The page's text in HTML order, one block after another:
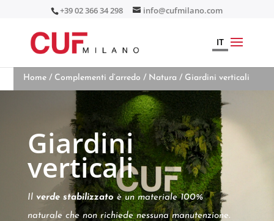
+39 02 366 34 298 info@cufmilano.com
IT
Home / Complementi d’arredo / Natura / Giardini verticali
Giardini
verticali
Il verde stabilizzatoè un materiale 100%
naturale che non richiede nessuna manutenzione.